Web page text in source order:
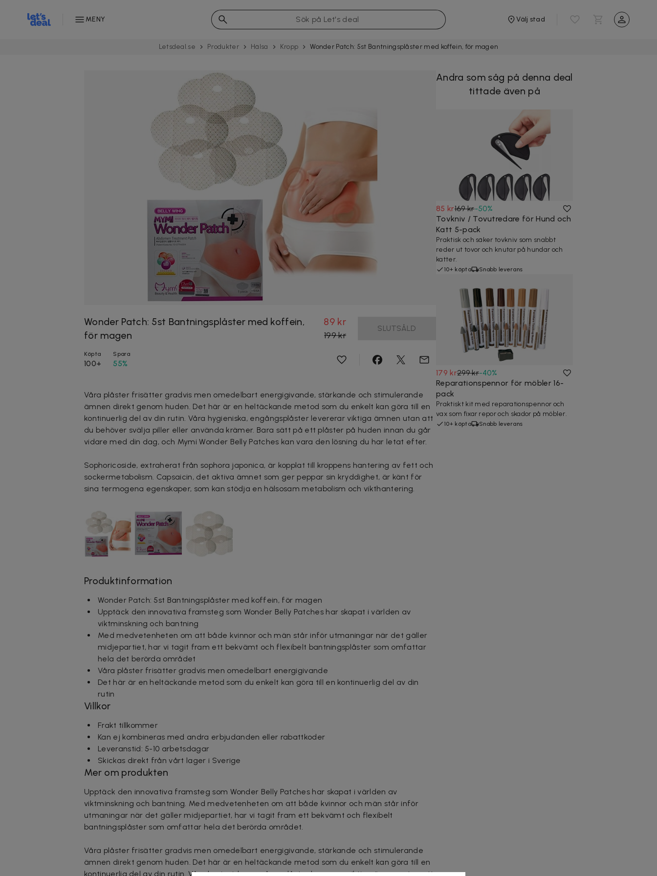
MENY Välj stad
Letsdeal.se Produkter Hälsa Kropp Wonder Patch: 5st Bantningsplåster med koffein, för magen
Wonder Patch: 5st Bantningsplåster med koffein,
för magen
89 kr
199 kr
SLUTSÅLD
Köpta
100+
Spara
55%
Våra plåster frisätter gradvis men omedelbart energigivande, stärkande och stimulerande
ämnen direkt genom huden. Det här är en heltäckande metod som du enkelt kan göra till en
kontinuerlig del av din rutin. Våra hygieniska, engångsplåster levererar viktiga ämnen utan att
du behöver svälja piller eller använda krämer. Bara sätt på ett plåster på huden innan du går
vidare med din dag, och Mymi Wonder Belly Patches kan vara den lösning du har letat efter.
Sophoricoside, extraherat från sophora japonica, är kopplat till kroppens hantering av fett och
sockermetabolism. Capsaicin, det aktiva ämnet som ger peppar sin kryddighet, är känt för
sina termogena egenskaper, som kan stödja en hälsosam metabolism och vikthantering.
Produktinformation
Wonder Patch: 5st Bantningsplåster med koffein, för magen
Upptäck den innovativa framsteg som Wonder Belly Patches har skapat i världen av
viktminskning och bantning
Med medvetenheten om att både kvinnor och män står inför utmaningar när det gäller
midjepartiet, har vi tagit fram ett bekvämt och flexibelt bantningsplåster som omfattar
hela det berörda området
Våra plåster frisätter gradvis men omedelbart energigivande
Det här är en heltäckande metod som du enkelt kan göra till en kontinuerlig del av din
rutin
Villkor
Frakt tillkommer
Kan ej kombineras med andra erbjudanden eller rabattkoder
Leveranstid: 5-10 arbetsdagar
Skickas direkt från vårt lager i Sverige
Mer om produkten
Upptäck den innovativa framsteg som Wonder Belly Patches har skapat i världen av
viktminskning och bantning. Med medvetenheten om att både kvinnor och män står inför
utmaningar när det gäller midjepartiet, har vi tagit fram ett bekvämt och flexibelt
bantningsplåster som omfattar hela det berörda området.
Våra plåster frisätter gradvis men omedelbart energigivande, stärkande och stimulerande
ämnen direkt genom huden. Det här är en heltäckande metod som du enkelt kan göra till en
kontinuerlig del av din rutin. Våra hygieniska, engångsplåster levererar viktiga ämnen utan att
Andra som såg på denna deal
tittade även på
85 kr169 kr-50%
Tovkniv / Tovutredare för Hund och
Katt 5-pack
Praktisk och säker tovkniv som snabbt
reder ut tovor och knutar på hundar och
katter.
10+ köpta Snabb leverans
179 kr299 kr-40%
Reparationspennor för möbler 16-
pack
Praktiskt kit med reparationspennor och
vax som fixar repor och skador på möbler.
10+ köpta Snabb leverans